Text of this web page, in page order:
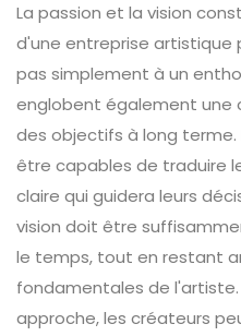
La passion et la vision
d'une entreprise artistique
pas simplement à un
englobent également une
des objectifs à long
être capables de traduire
claire qui guidera leurs
vision doit être
le temps, tout en restant
fondamentales de
approche, les créateurs